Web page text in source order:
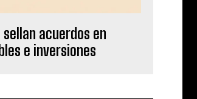
acuerdos en
e inversiones